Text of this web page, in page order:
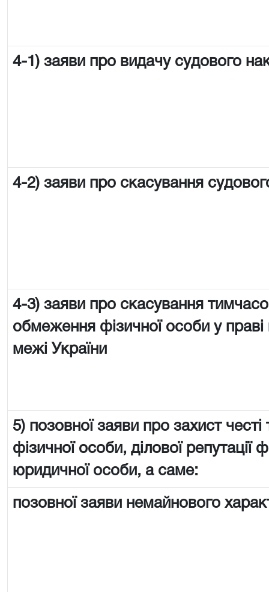
4-1) заяви про видачу судового
4-2) заяви про скасування
4-3) заяви про скасування
обмеження фізичної особи у праві
межі України
5) позовної заяви про захист честі
фізичної особи, ділової репутації
юридичної особи, а саме:
позовної заяви немайнового